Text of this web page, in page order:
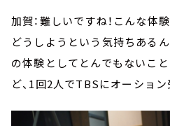
加賀：難しいですね！こんな体
どうしようという気持ちある
の体験としてとんでもないこ
ど、1回2人でTBSにオーション